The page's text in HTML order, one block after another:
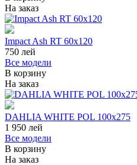
На заказ
Impact Ash RT 60x120
750 лей
Все модели
В корзину
На заказ
DAHLIA WHITE POL 100x275
1 950 лей
Все модели
В корзину
На заказ